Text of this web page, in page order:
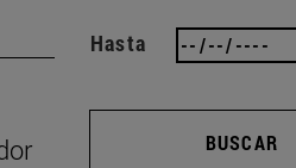
Hasta
BUSCAR